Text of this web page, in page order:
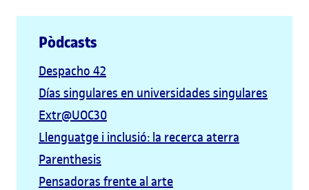
Pòdcasts
Despacho 42
Días singulares en universidades singulares
Extr@UOC30
Llenguatge i inclusió: la recerca aterra
Parenthesis
Pensadoras frente al arte